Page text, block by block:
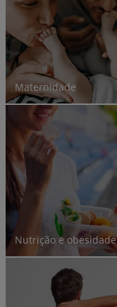
Maternidade
Nutrição e obesidade